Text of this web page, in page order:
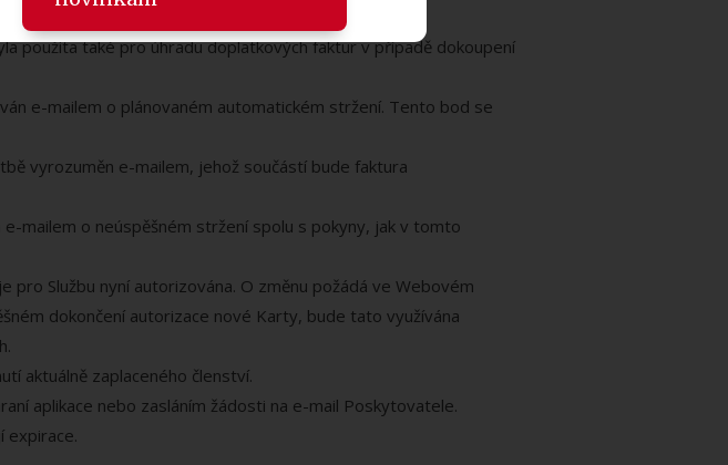
použita také pro úhradu doplatkových faktur v případě dokoupení
e-mailem o plánovaném automatickém stržení. Tento bod se
vyrozuměn e-mailem, jehož součástí bude faktura
mailem o neúspěšném stržení spolu s pokyny, jak v tomto
Službu nyní autorizována. O změnu požádá ve Webovém
dokončení autorizace nové Karty, bude tato využívána
aktuálně zaplaceného členství.
aplikace nebo zasláním žádosti na e-mail Poskytovatele.
expirace.